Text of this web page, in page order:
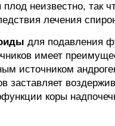
неизвестно, так
лечения
для подавления
имеет
источником
заставляет
коры